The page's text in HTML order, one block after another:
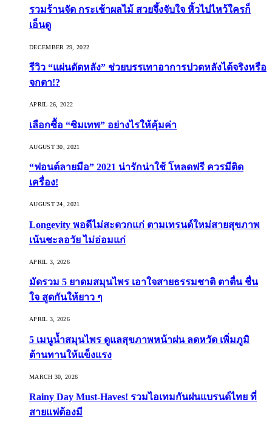
รวมร้านจัด กระเช้าผลไม้ สวยจึ้งจับใจ หิ้วไปไหว้ใครก็
เอ็นดู
DECEMBER 29, 2022
รีวิว “แผ่นดัดหลัง” ช่วยบรรเทาอาการปวดหลังได้จริงหรือ
จกตา!?
APRIL 26, 2022
เลือกซื้อ “ซิมเทพ” อย่างไรให้คุ้มค่า
AUGUST 30, 2021
“ฟอนต์ลายมือ” 2021 น่ารักน่าใช้ โหลดฟรี ควรมีติด
เครื่อง!
AUGUST 24, 2021
Longevity พอดีไม่สะดวกแก่ ตามเทรนด์ใหม่สายสุขภาพ
เน้นชะลอวัย ไม่อ่อมแก่
APRIL 3, 2026
มัดรวม 5 ยาดมสมุนไพร เอาใจสายธรรมชาติ ตาตื่น ชื่น
ใจ สูดกันให้ยาว ๆ
APRIL 3, 2026
5 เมนูน้ำสมุนไพร ดูแลสุขภาพหน้าฝน ลดหวัด เพิ่มภูมิ
ต้านทานให้แข็งแรง
MARCH 30, 2026
Rainy Day Must-Haves! รวมไอเทมกันฝนแบรนด์ไทย ที่
สายแฟต้องมี